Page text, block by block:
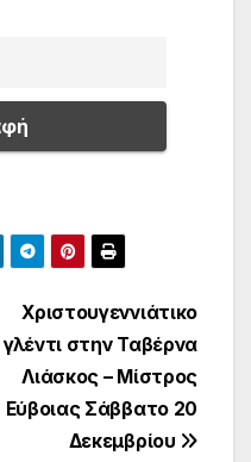
Χριστουγεννιάτικο
γλέντι στην Ταβέρνα
Λιάσκος – Μίστρος
Εύβοιας Σάββατο 20
Δεκεμβρίου